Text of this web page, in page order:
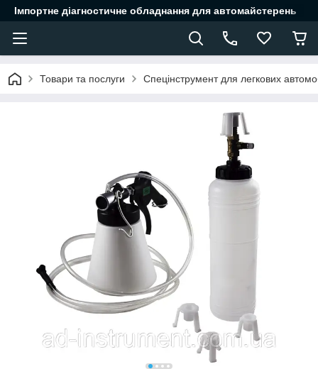
Імпортне діагностичне обладнання для автомайстерень
Товари та послуги Спецінструмент для легкових